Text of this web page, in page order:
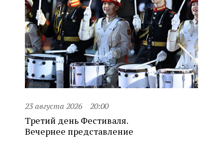
23 августа 2026 20:00
Третий день Фестиваля.
Вечернее представление